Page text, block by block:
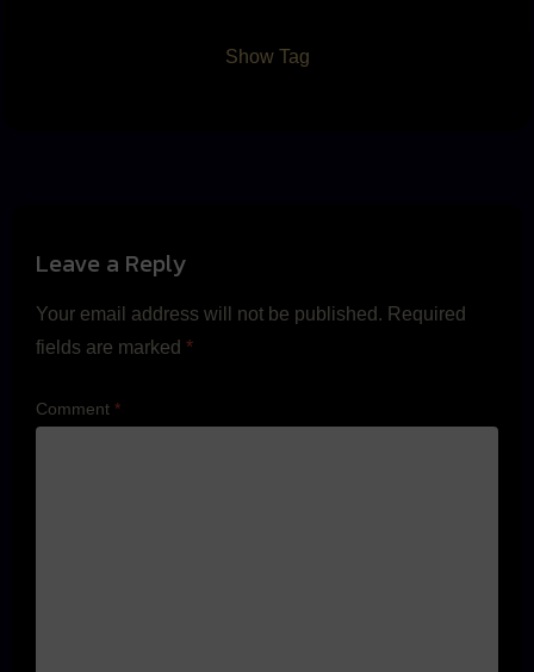
Show Tag
Leave a Reply
Your email address will not be published. Required
fields are marked *
Comment *